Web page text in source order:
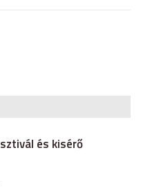
és kisérő